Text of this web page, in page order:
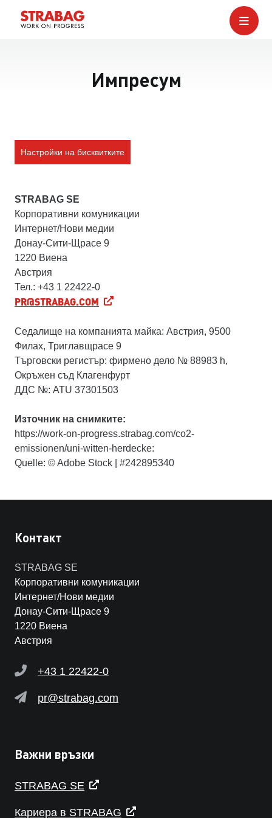
Импресум
Настройки на бисквитките
STRABAG SE
Корпоративни комуникации
Интернет/Нови медии
Донау-Сити-Щрасе 9
1220 Виена
Австрия
Тел.: +43 1 22422-0
PR@STRABAG.COM
Седалище на компанията майка: Австрия, 9500
Филах, Триглавщрасе 9
Търговски регистър: фирмено дело № 88983 h,
Окръжен съд Клагенфурт
ДДС №: ATU 37301503
Източник на снимките:
https://work-on-progress.strabag.com/co2-
emissionen/uni-witten-herdecke:
Quelle: © Adobe Stock | #242895340
Контакт
STRABAG SE
Корпоративни комуникации
Интернет/Нови медии
Донау-Сити-Щрасе 9
1220 Виена
Австрия
+43 1 22422-0
pr@strabag.com
Важни връзки
STRABAG SE
Кариера в STRABAG